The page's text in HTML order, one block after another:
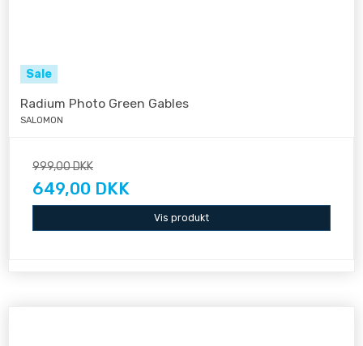
Sale
Radium Photo Green Gables
SALOMON
999,00 DKK
649,00 DKK
Vis produkt